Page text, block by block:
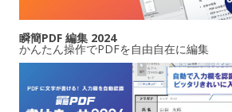
瞬簡PDF 編集 2024
かんたん操作でPDFを自由自在に編集